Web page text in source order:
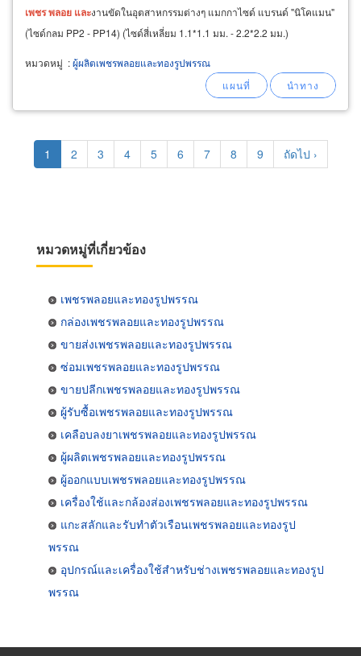
เพชรพลอย และงานขัดในอุตสาหกรรมต่างๆ แมกกาไซด์ แบรนด์ "นิโคแมน"
(ไซด์กลม PP2 - PP14) (ไซด์สี่เหลี่ยม 1.1*1.1 มม. - 2.2*2.2 มม.)
หมวดหมู่ :ผู้ผลิตเพชรพลอยและทองรูปพรรณ
Pagination
Current
page
1 Page
2 Page
3 Page
4 Page
5 Page
6 Page
7 Page
8 Page
9
Next
page
ถัดไป ›
หมวดหมู่ที่เกี่ยวข้อง
เพชรพลอยและทองรูปพรรณ
กล่องเพชรพลอยและทองรูปพรรณ
ขายส่งเพชรพลอยและทองรูปพรรณ
ซ่อมเพชรพลอยและทองรูปพรรณ
ขายปลีกเพชรพลอยและทองรูปพรรณ
ผู้รับซื้อเพชรพลอยและทองรูปพรรณ
เคลือบลงยาเพชรพลอยและทองรูปพรรณ
ผู้ผลิตเพชรพลอยและทองรูปพรรณ
ผู้ออกแบบเพชรพลอยและทองรูปพรรณ
เครื่องใช้และกล้องส่องเพชรพลอยและทองรูปพรรณ
แกะสลักและรับทำตัวเรือนเพชรพลอยและทองรูป
พรรณ
อุปกรณ์และเครื่องใช้สำหรับช่างเพชรพลอยและทองรูป
พรรณ